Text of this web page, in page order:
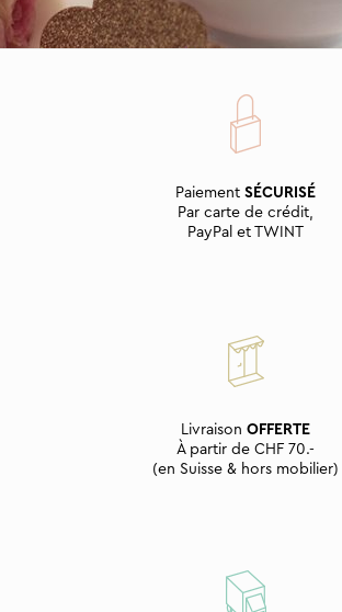
Paiement SÉCURISÉ
Par carte de crédit,
PayPal et TWINT
Livraison OFFERTE
À partir de CHF 70.-
(en Suisse & hors mobilier)